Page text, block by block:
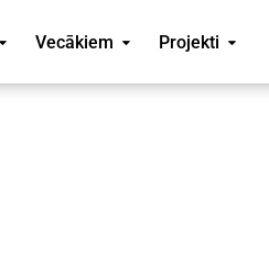
Vecākiem Projekti